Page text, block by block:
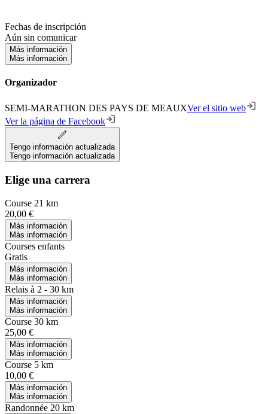
Fechas de inscripción
Aún sin comunicar
Más información
Más información
Organizador
SEMI-MARATHON DES PAYS DE MEAUXVer el sitio web
Ver la página de Facebook
Tengo información actualizada
Tengo información actualizada
Elige una carrera
Course 21 km
20,00 €
Más información
Más información
Courses enfants
Gratis
Más información
Más información
Relais à 2 - 30 km
Más información
Más información
Course 30 km
25,00 €
Más información
Más información
Course 5 km
10,00 €
Más información
Más información
Randonnée 20 km